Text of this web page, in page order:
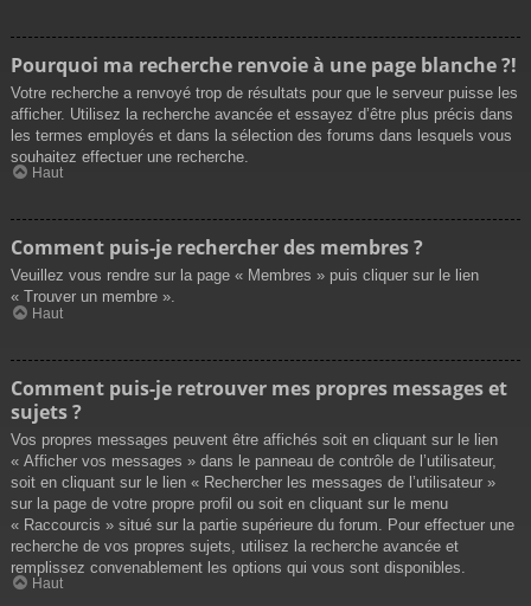
Pourquoi ma recherche renvoie à une page blanche ?!
Votre recherche a renvoyé trop de résultats pour que le serveur puisse les
afficher. Utilisez la recherche avancée et essayez d’être plus précis dans
les termes employés et dans la sélection des forums dans lesquels vous
souhaitez effectuer une recherche.
Haut
Comment puis-je rechercher des membres ?
Veuillez vous rendre sur la page « Membres » puis cliquer sur le lien
« Trouver un membre ».
Haut
Comment puis-je retrouver mes propres messages et
sujets ?
Vos propres messages peuvent être affichés soit en cliquant sur le lien
« Afficher vos messages » dans le panneau de contrôle de l’utilisateur,
soit en cliquant sur le lien « Rechercher les messages de l’utilisateur »
sur la page de votre propre profil ou soit en cliquant sur le menu
« Raccourcis » situé sur la partie supérieure du forum. Pour effectuer une
recherche de vos propres sujets, utilisez la recherche avancée et
remplissez convenablement les options qui vous sont disponibles.
Haut